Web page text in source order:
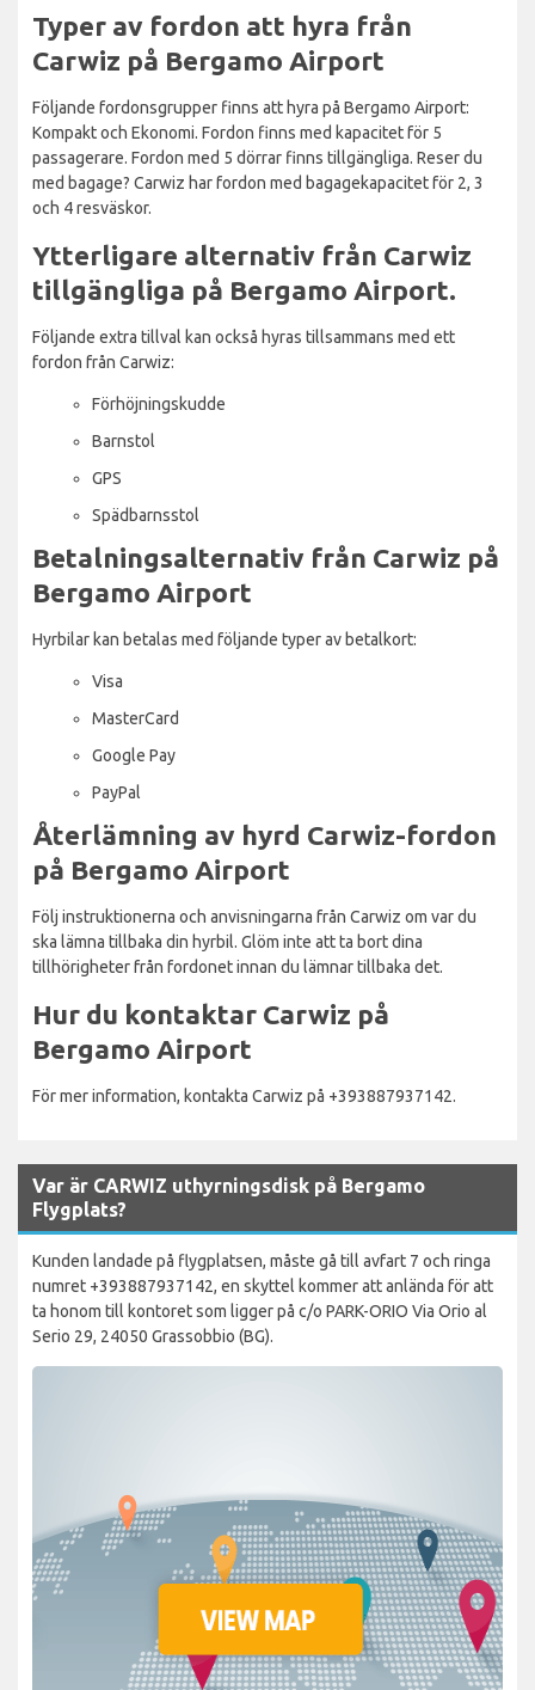
Typer av fordon att hyra från
Carwiz på Bergamo Airport
Följande fordonsgrupper finns att hyra på Bergamo Airport:
Kompakt och Ekonomi. Fordon finns med kapacitet för 5
passagerare. Fordon med 5 dörrar finns tillgängliga. Reser du
med bagage? Carwiz har fordon med bagagekapacitet för 2, 3
och 4 resväskor.
Ytterligare alternativ från Carwiz
tillgängliga på Bergamo Airport.
Följande extra tillval kan också hyras tillsammans med ett
fordon från Carwiz:
Förhöjningskudde
Barnstol
GPS
Spädbarnsstol
Betalningsalternativ från Carwiz på
Bergamo Airport
Hyrbilar kan betalas med följande typer av betalkort:
Visa
MasterCard
Google Pay
PayPal
Återlämning av hyrd Carwiz-fordon
på Bergamo Airport
Följ instruktionerna och anvisningarna från Carwiz om var du
ska lämna tillbaka din hyrbil. Glöm inte att ta bort dina
tillhörigheter från fordonet innan du lämnar tillbaka det.
Hur du kontaktar Carwiz på
Bergamo Airport
För mer information, kontakta Carwiz på +393887937142.
Var är CARWIZ uthyrningsdisk på Bergamo
Flygplats?
Kunden landade på flygplatsen, måste gå till avfart 7 och ringa
numret +393887937142, en skyttel kommer att anlända för att
ta honom till kontoret som ligger på c/o PARK-ORIO Via Orio al
Serio 29, 24050 Grassobbio (BG).